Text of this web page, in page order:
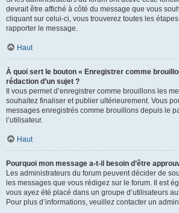
devrait être affiché à côté du message que vous
cliquant sur celui-ci, vous trouverez toutes les
rapporter le message.
Haut
À quoi sert le bouton « Enregistrer comme
rédaction d’un sujet ?
Il vous permet d’enregistrer comme brouillons les
souhaitez finaliser et publier ultérieurement. Vous
messages enregistrés comme brouillons depuis le
l’utilisateur.
Haut
Pourquoi mon message a-t-il besoin d’être
Les administrateurs du forum peuvent décider de
les messages que vous rédigez sur le forum. Il est
vous ayez été placé dans un groupe d’utilisateurs
Pour plus d’informations, veuillez contacter un